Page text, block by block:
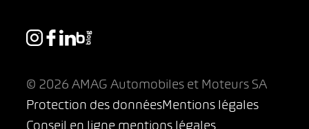
© 2026 AMAG Automobiles et Moteurs SA
Protection des donnéesMentions légales